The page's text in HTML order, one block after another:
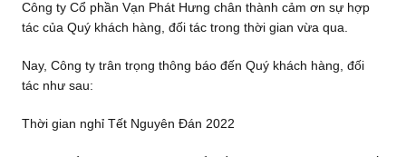
Công ty Cổ phần Vạn Phát Hưng chân thành cảm ơn sự hợp
tác của Quý khách hàng, đối tác trong thời gian vừa qua.
Nay, Công ty trân trọng thông báo đến Quý khách hàng, đối
tác như sau:
Thời gian nghỉ Tết Nguyên Đán 2022